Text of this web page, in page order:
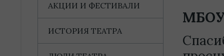
МБОУ
АКЦИИ И ФЕСТИВАЛИ
ИСТОРИЯ ТЕАТРА